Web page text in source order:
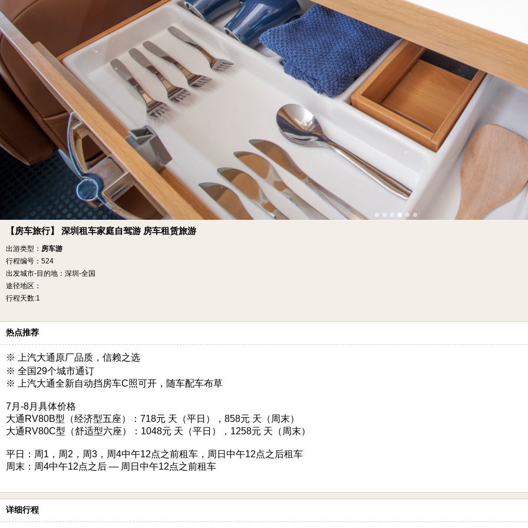
【房车旅行】 深圳租车家庭自驾游 房车租赁旅游
出游类型： 房车游
行程编号：524
出发城市-目的地：深圳-全国
途径地区：
行程天数:1
热点推荐
※ 上汽大通原厂品质，信赖之选
※ 全国29个城市通订
※ 上汽大通全新自动挡房车C照可开，随车配车布草
7月-8月具体价格
大通RV80B型（经济型五座）：718元 天（平日），858元 天（周末）
大通RV80C型（舒适型六座）：1048元 天（平日），1258元 天（周末）
平日：周1，周2，周3，周4中午12点之前租车，周日中午12点之后租车
周末：周4中午12点之后 — 周日中午12点之前租车
详细行程